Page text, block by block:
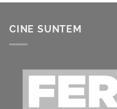
CINE SUNTEM